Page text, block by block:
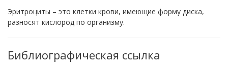
Эритроциты – это клетки крови, имеющие форму диска,
разносят кислород по организму.
Библиографическая ссылка